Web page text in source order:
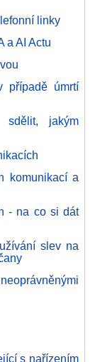
linky
a AI Actu
případě úmrtí
sdělit, jakým
komunikací a
- na co si dát
slev na
s nařízením